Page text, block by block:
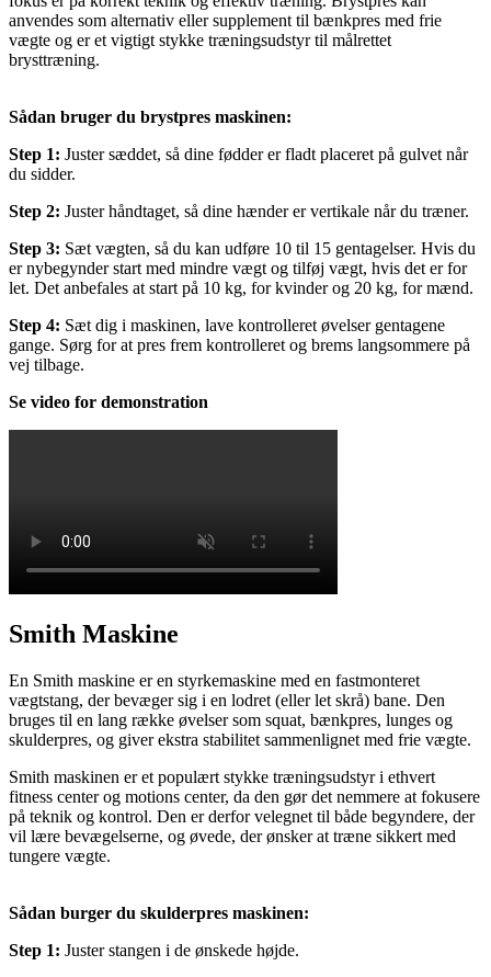
anvendes som alternativ eller supplement til bænkpres med frie
vægte og er et vigtigt stykke træningsudstyr til målrettet
brysttræning.
Sådan bruger du brystpres maskinen:
Step 1: Juster sæddet, så dine fødder er fladt placeret på gulvet når
du sidder.
Step 2: Juster håndtaget, så dine hænder er vertikale når du træner.
Step 3: Sæt vægten, så du kan udføre 10 til 15 gentagelser. Hvis du
er nybegynder start med mindre vægt og tilføj vægt, hvis det er for
let. Det anbefales at start på 10 kg, for kvinder og 20 kg, for mænd.
Step 4: Sæt dig i maskinen, lave kontrolleret øvelser gentagene
gange. Sørg for at pres frem kontrolleret og brems langsommere på
vej tilbage.
Se video for demonstration
Smith Maskine
En Smith maskine er en styrkemaskine med en fastmonteret
vægtstang, der bevæger sig i en lodret (eller let skrå) bane. Den
bruges til en lang række øvelser som squat, bænkpres, lunges og
skulderpres, og giver ekstra stabilitet sammenlignet med frie vægte.
Smith maskinen er et populært stykke træningsudstyr i ethvert
fitness center og motions center, da den gør det nemmere at fokusere
på teknik og kontrol. Den er derfor velegnet til både begyndere, der
vil lære bevægelserne, og øvede, der ønsker at træne sikkert med
tungere vægte.
Sådan burger du skulderpres maskinen:
Step 1: Juster stangen i de ønskede højde.